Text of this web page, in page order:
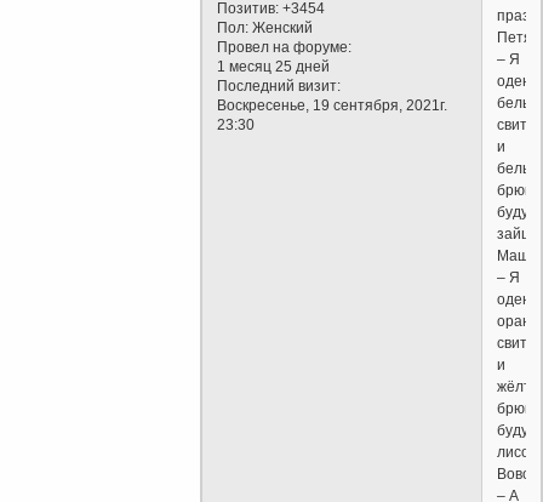
Позитив: +3454
Пол: Женский
Провел на форуме:
1 месяц 25 дней
Последний визит:
Воскресенье, 19 сентября, 2021г.
23:30
Петя:
– Я
одену
белый
свитер
и
белые
брюки,
буду
Маша:
– Я
одену
свитер
и
брюки,
буду
лисой.
– А